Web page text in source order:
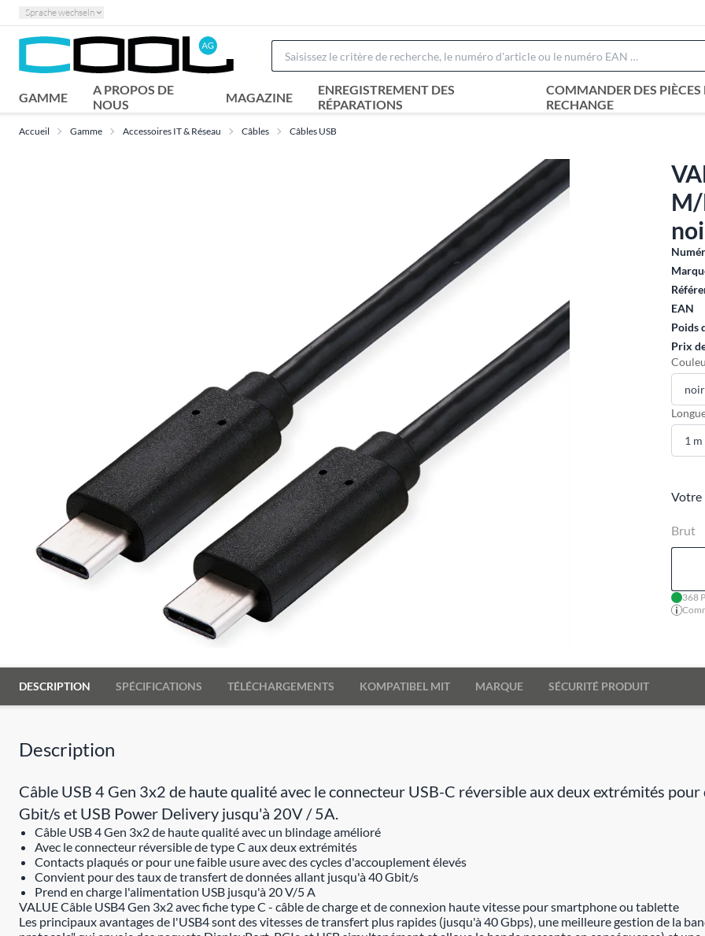
Sprache wechseln
GAMME
A PROPOS DE
NOUS
MAGAZINE
ENREGISTREMENT DES
RÉPARATIONS
COMMANDER DES PIÈCES
RECHANGE
Accueil Gamme Accessoires IT & Réseau Câbles Câbles USB
M/
EAN
Poids
Prix
Votre
Brut
368
DESCRIPTION SPÉCIFICATIONS TÉLÉCHARGEMENTS KOMPATIBEL MIT MARQUE SÉCURITÉ PRODUIT
Description
Câble USB 4 Gen 3x2 de haute qualité avec le connecteur USB-C réversible aux deux extrémités
Gbit/s et USB Power Delivery jusqu'à 20V / 5A.
Câble USB 4 Gen 3x2 de haute qualité avec un blindage amélioré
Avec le connecteur réversible de type C aux deux extrémités
Contacts plaqués or pour une faible usure avec des cycles d'accouplement élevés
Convient pour des taux de transfert de données allant jusqu'à 40 Gbit/s
Prend en charge l'alimentation USB jusqu'à 20 V/5 A
VALUE Câble USB4 Gen 3x2 avec fiche type C - câble de charge et de connexion haute vitesse pour smartphone ou tablette
Les principaux avantages de l'USB4 sont des vitesses de transfert plus rapides (jusqu'à 40 Gbps), une meilleure gestion de la